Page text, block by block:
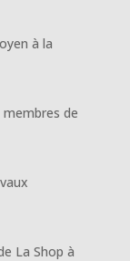
à la
de
La Shop à